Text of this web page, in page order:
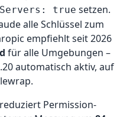
true setzen.
alle Schlüssel zum
empfiehlt seit 2026
für alle Umgebungen –
automatisch aktiv, auf
Permission-